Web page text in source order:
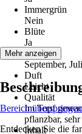
Immergrün
Nein
Blüte
Ja
Blütezeit
September,
Duft
Leicht
Qualität
Im Topf
pflanzbar,
Inhalt
Mehr anzeigen
Bereich überspringen
Entdecken Sie die